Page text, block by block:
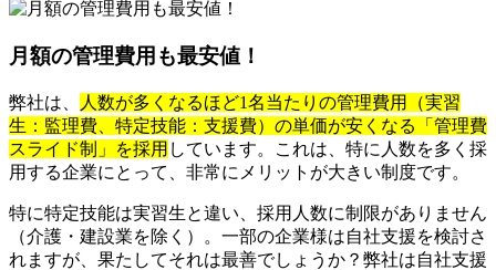
月額の管理費用も最安値！
弊社は、
人数が多くなるほど1名当たりの管理費用（実習
生：監理費、特定技能：支援費）の単価が安くなる「管理費
スライド制」を採用 しています。これは、特に人数を多く採
用する企業にとって、非常にメリットが大きい制度です。
特に特定技能は実習生と違い、採用人数に制限がありません
（介護・建設業を除く）。一部の企業様は自社支援を検討さ
れますが、果たしてそれは最善でしょうか？弊社は自社支援